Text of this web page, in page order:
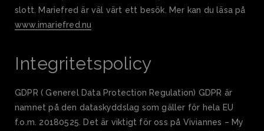
slott. Mariefred är väl värt ett besök. Mer kan du läsa på
www.imariefred.nu
Integritetspolicy
GDPR ( Generel Data Protection Regulation) GDPR är
namnet på den dataskyddslag som gäller för hela EU
f.o.m. 20180525. Det är viktigt för oss på Viviannes – My